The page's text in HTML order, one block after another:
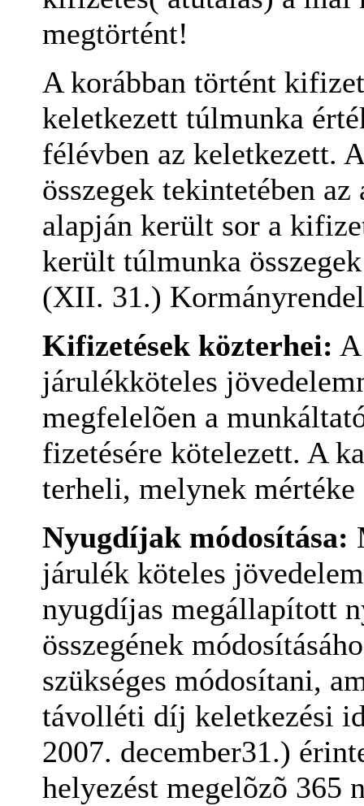
megtörtént!
A korábban történt
keletkezett túlmunka
félévben az keletkezett.
összegek tekintetében
alapján került sor a
került túlmunka
(XII. 31.)
Kifizetések közterhei:
járulékköteles
megfelelõen a
fizetésére kötelezett. A
terheli, melynek mértéke
Nyugdíjak módosítása:
járulék köteles
nyugdíjas megállapított
összegének
szükséges módosítani,
távolléti díj keletkezési
2007. december31.)
helyezést megelõzõ 365